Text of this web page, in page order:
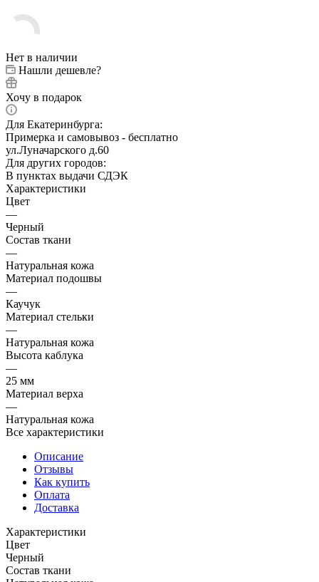
Нет в наличии
Нашли дешевле?
Хочу в подарок
Для Екатеринбурга:
Примерка и самовывоз - бесплатно
ул.Луначарского д.60
Для других городов:
В пунктах выдачи СДЭК
Характеристики
Цвет
—
Черный
Состав ткани
—
Натуральная кожа
Материал подошвы
—
Каучук
Материал стельки
—
Натуральная кожа
Высота каблука
—
25 мм
Материал верха
—
Натуральная кожа
Все характеристики
Описание
Отзывы
Как купить
Оплата
Доставка
Характеристики
Цвет
Черный
Состав ткани